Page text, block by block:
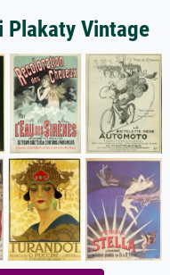
Plakaty Vintage